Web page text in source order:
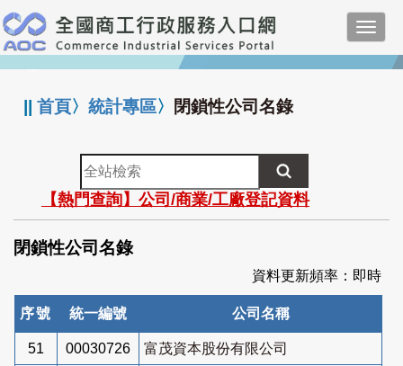
跳
到
主
要
:::
||首頁〉統計專區〉 閉鎖性公司名錄
全
站
檢
索
【熱門查詢】公司/商業/工廠登記資料
閉鎖性公司名錄
資料更新頻率：即時
序號 統一編號 公司名稱
51 00030726 富茂資本股份有限公司